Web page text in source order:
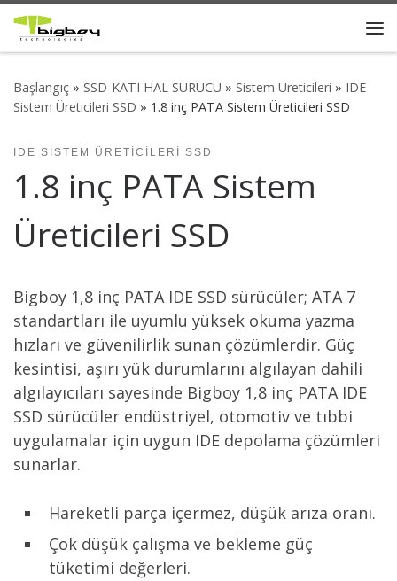
Skip to content
Başlangıç » SSD-KATI HAL SÜRÜCÜ » Sistem Üreticileri » IDE
Sistem Üreticileri SSD » 1.8 inç PATA Sistem Üreticileri SSD
IDE SISTEM ÜRETICILERI SSD
1.8 inç PATA Sistem
Üreticileri SSD
Bigboy 1,8 inç PATA IDE SSD sürücüler; ATA 7
standartları ile uyumlu yüksek okuma yazma
hızları ve güvenilirlik sunan çözümlerdir. Güç
kesintisi, aşırı yük durumlarını algılayan dahili
algılayıcıları sayesinde Bigboy 1,8 inç PATA IDE
SSD sürücüler endüstriyel, otomotiv ve tıbbi
uygulamalar için uygun IDE depolama çözümleri
sunarlar.
Hareketli parça içermez, düşük arıza oranı.
Çok düşük çalışma ve bekleme güç
tüketimi değerleri.